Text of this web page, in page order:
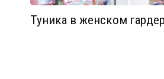
Туника в женском